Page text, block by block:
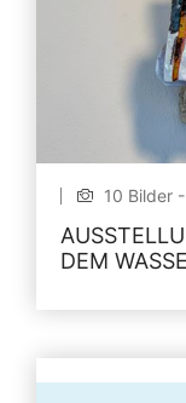
10 Bilder
DEM